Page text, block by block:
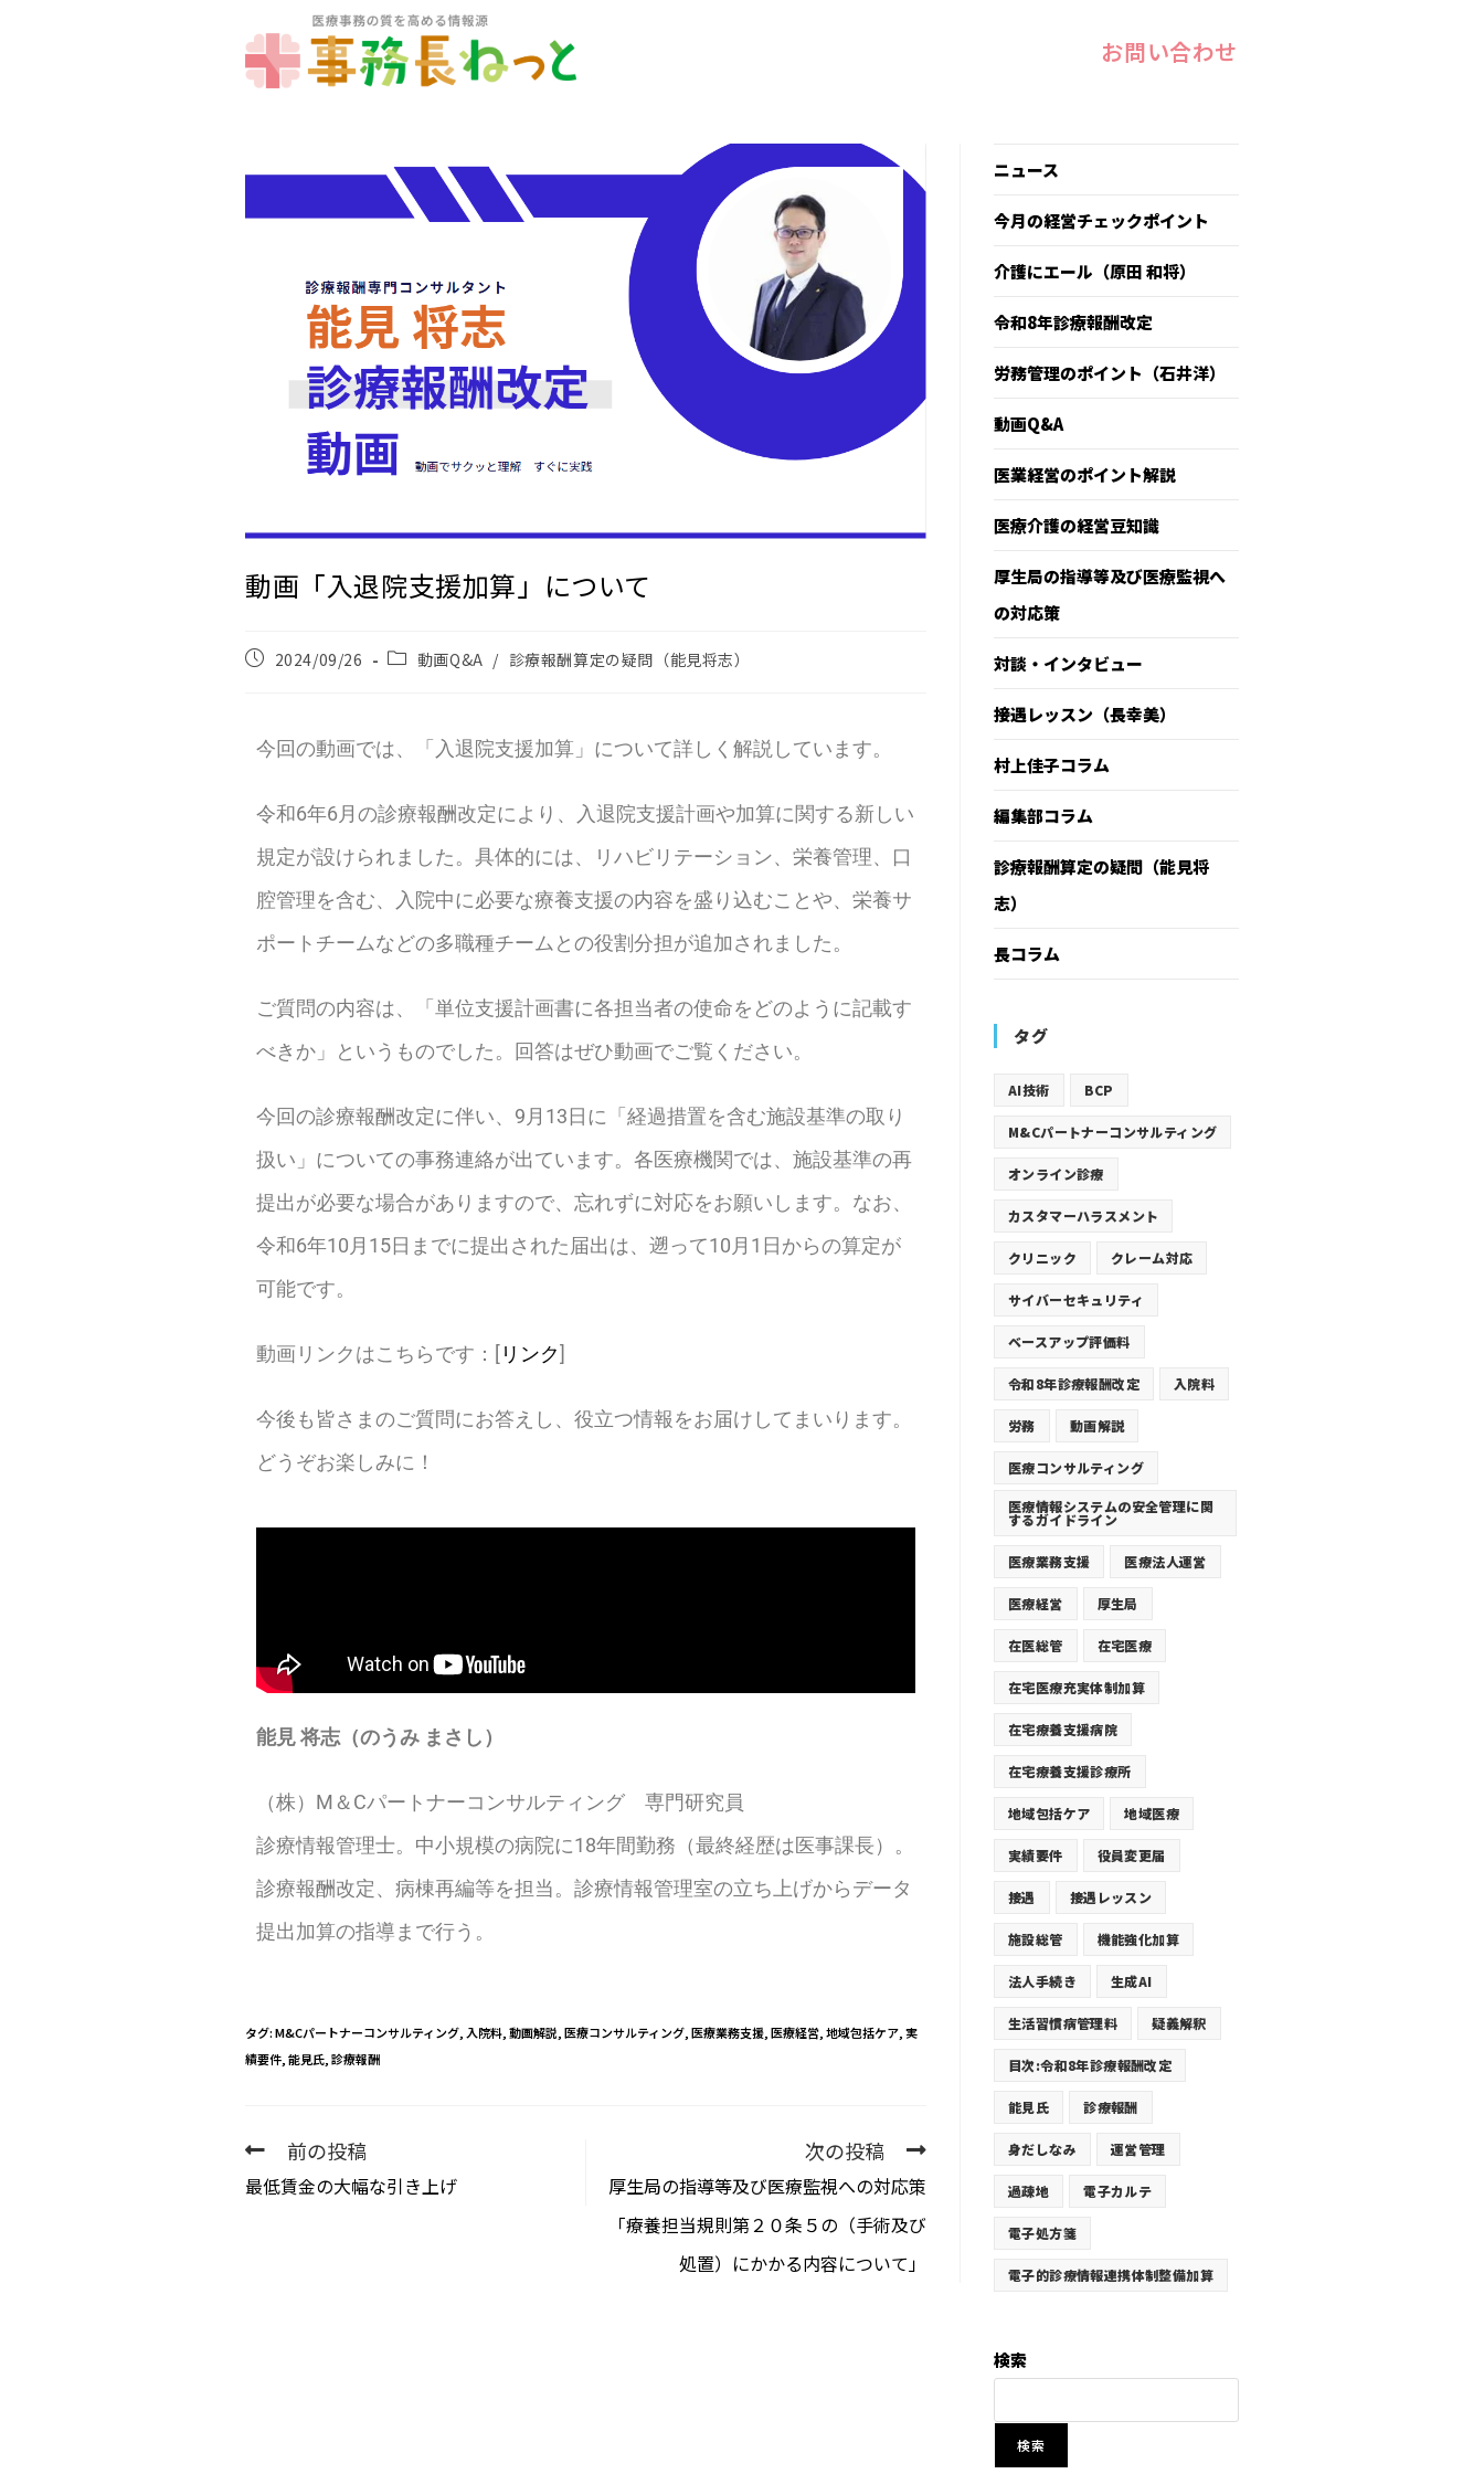
お問い合わせ
動画「入退院支援加算」について
2024/09/26 動画Q&A / 診療報酬算定の疑問（能見将志）
今回の動画では、「入退院支援加算」について詳しく解説しています。
令和6年6月の診療報酬改定により、入退院支援計画や加算に関する新しい
規定が設けられました。具体的には、リハビリテーション、栄養管理、口
腔管理を含む、入院中に必要な療養支援の内容を盛り込むことや、栄養サ
ポートチームなどの多職種チームとの役割分担が追加されました。
ご質問の内容は、「単位支援計画書に各担当者の使命をどのように記載す
べきか」というものでした。回答はぜひ動画でご覧ください。
今回の診療報酬改定に伴い、9月13日に「経過措置を含む施設基準の取り
扱い」についての事務連絡が出ています。各医療機関では、施設基準の再
提出が必要な場合がありますので、忘れずに対応をお願いします。なお、
令和6年10月15日までに提出された届出は、遡って10月1日からの算定が
可能です。
動画リンクはこちらです：[リンク]
今後も皆さまのご質問にお答えし、役立つ情報をお届けしてまいります。
どうぞお楽しみに！
能見 将志（のうみ まさし）
（株）M＆Cパートナーコンサルティング 専門研究員
診療情報管理士。中小規模の病院に18年間勤務（最終経歴は医事課長）。
診療報酬改定、病棟再編等を担当。診療情報管理室の立ち上げからデータ
提出加算の指導まで行う。
タグ:M&Cパートナーコンサルティング,入院料,動画解説,医療コンサルティング,医療業務支援,医療経営,地域包括ケア,実
績要件,能見氏,診療報酬
前の投稿
最低賃金の大幅な引き上げ
次の投稿
厚生局の指導等及び医療監視への対応策
「療養担当規則第２０条５の（手術及び
処置）にかかる内容について」
ニュース
今月の経営チェックポイント
介護にエール（原田 和将）
令和8年診療報酬改定
労務管理のポイント（石井洋）
動画Q&A
医業経営のポイント解説
医療介護の経営豆知識
厚生局の指導等及び医療監視へ
の対応策
対談・インタビュー
接遇レッスン（長幸美）
村上佳子コラム
編集部コラム
診療報酬算定の疑問（能見将
志）
長コラム
タグ
AI技術 BCP
M&Cパートナーコンサルティング
オンライン診療
カスタマーハラスメント
クリニック クレーム対応
サイバーセキュリティ
ベースアップ評価料
令和8年診療報酬改定 入院料
労務 動画解説
医療コンサルティング
医療情報システムの安全管理に関
するガイドライン
医療業務支援 医療法人運営
医療経営 厚生局
在医総管 在宅医療
在宅医療充実体制加算
在宅療養支援病院
在宅療養支援診療所
地域包括ケア 地域医療
実績要件 役員変更届
接遇 接遇レッスン
施設総管 機能強化加算
法人手続き 生成AI
生活習慣病管理料 疑義解釈
目次:令和8年診療報酬改定
能見氏 診療報酬
身だしなみ 運営管理
過疎地 電子カルテ
電子処方箋
電子的診療情報連携体制整備加算
検索
検索